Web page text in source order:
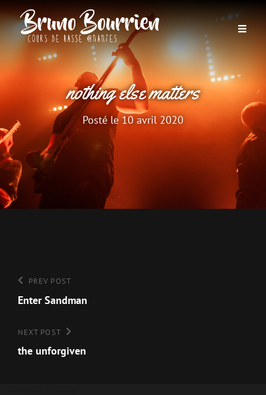
nothing else matters
Posté le10 avril 2020
Navigation
de
l’article
Previous
Post
PREV POST
Enter Sandman
Next
Post
NEXT POST
the unforgiven